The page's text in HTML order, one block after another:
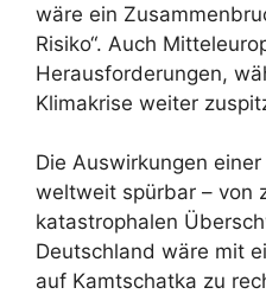
wäre ein
Risiko“. Auch
Herausforderungen,
Klimakrise weiter
Die Auswirkungen
weltweit spürbar – von
katastrophalen
Deutschland wäre mit
auf Kamtschatka zu